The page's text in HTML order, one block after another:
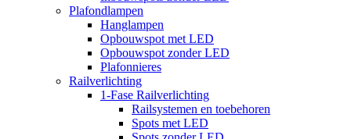
Plafondlampen
Hanglampen
Opbouwspot met LED
Opbouwspot zonder LED
Plafonnieres
Railverlichting
1-Fase Railverlichting
Railsystemen en toebehoren
Spots met LED